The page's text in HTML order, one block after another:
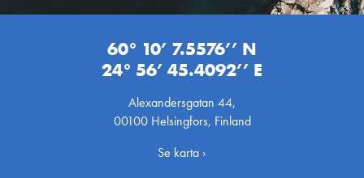
60° 10’ 7.5576’’ N
24° 56’ 45.4092’’ E
Alexandersgatan 44,
00100 Helsingfors, Finland
Se karta ›